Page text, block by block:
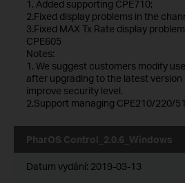
1. Added supporting CPE710;
2.Fixed display problems in the
3.Fixed MAX Tx Rate display
CPE605
Notes:
1. We suggest customers modify
after upgrading to the latest
improve security level.
2.Support managing CPE210/220/
PharOS Control_2.0.6_Windows
Datum vydání: 2019-03-13